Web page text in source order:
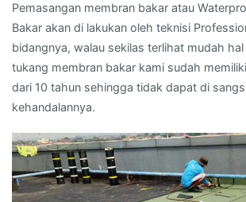
Pemasangan membran bakar atau
Bakar akan di lakukan oleh teknisi
bidangnya, walau sekilas terlihat mudah
tukang membran bakar kami sudah
dari 10 tahun sehingga tidak dapat di
kehandalannya.